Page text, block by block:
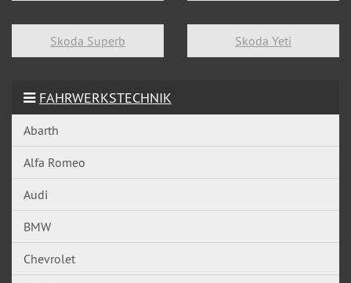
Skoda Superb Skoda Yeti
FAHRWERKSTECHNIK
Abarth
Alfa Romeo
Audi
BMW
Chevrolet